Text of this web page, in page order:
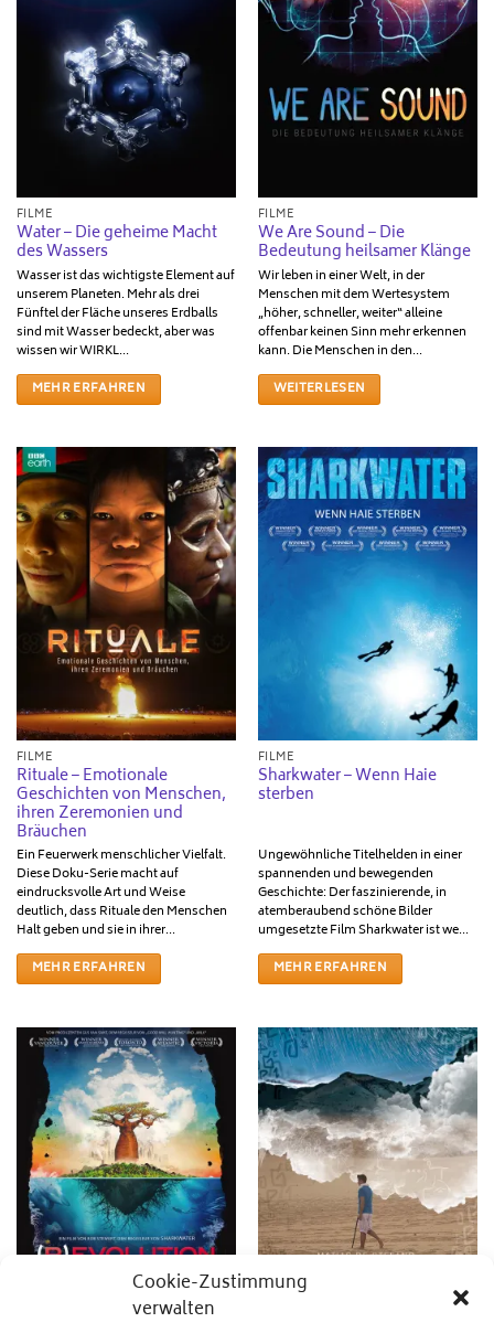
Cookie-Zustimmung
verwalten
FILME
Water – Die geheime Macht
des Wassers
Wasser ist das wichtigste Element auf
unserem Planeten. Mehr als drei
Fünftel der Fläche unseres Erdballs
sind mit Wasser bedeckt, aber was
wissen wir WIRKL...
MEHR ERFAHREN
FILME
We Are Sound – Die
Bedeutung heilsamer Klänge
Wir leben in einer Welt, in der
Menschen mit dem Wertesystem
„höher, schneller, weiter“ alleine
offenbar keinen Sinn mehr erkennen
kann. Die Menschen in den...
WEITERLESEN
FILME
Rituale – Emotionale
Geschichten von Menschen,
ihren Zeremonien und
Bräuchen
Ein Feuerwerk menschlicher Vielfalt.
Diese Doku-Serie macht auf
eindrucksvolle Art und Weise
deutlich, dass Rituale den Menschen
Halt geben und sie in ihrer...
MEHR ERFAHREN
FILME
Sharkwater – Wenn Haie
sterben
Ungewöhnliche Titelhelden in einer
spannenden und bewegenden
Geschichte: Der faszinierende, in
atemberaubend schöne Bilder
umgesetzte Film Sharkwater ist we...
MEHR ERFAHREN